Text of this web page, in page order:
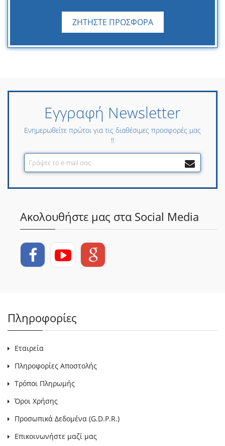
ΖΗΤΗΣΤΕ ΠΡΟΣΦΟΡΑ
Εγγραφή Newsletter
Ενημερωθείτε πρώτοι για τις διαθέσιμες προσφορές μας
!!
Ακολουθήστε μας στα Social Media
Πληροφορίες
Εταιρεία
Πληροφορίες Αποστολής
Τρόποι Πληρωμής
Όροι Χρήσης
Προσωπικά Δεδομένα (G.D.P.R.)
Επικοινωνήστε μαζί μας